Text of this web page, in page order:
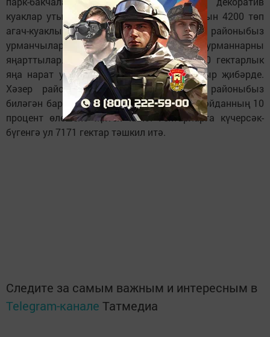
куаклар утыртылган иде. Бу язда аңа тагын 4200 төп
агач-куаклыклар өстәлде. Моңардан тыш районыбыз
урманчылары да берничә гектарда урманнарны
яңарттылар. Апас буасы ярларындагы 10 гектарлык
яңа нарат урманы да бүген ныклап тамыр җибәрде.
Хәзер районыбызда урман-куаклыклар районыбыз
биләгән барлык 1000 квадрат километр мәйданның 10
процент өлешенә җитеп килә. Гектарларга күчерсәк-
бүгенгә ул 7171 гектар тәшкил итә.
Следите за самым важным и интересным в
Telegram-канале Татмедиа